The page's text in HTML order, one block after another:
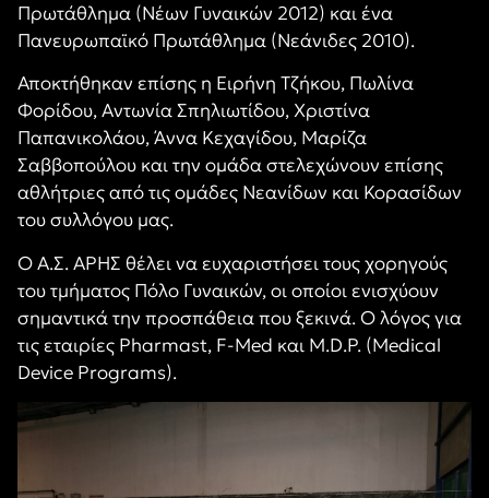
Πρωτάθλημα (Νέων Γυναικών 2012) και ένα
Πανευρωπαϊκό Πρωτάθλημα (Νεάνιδες 2010).
Αποκτήθηκαν επίσης η Ειρήνη Τζήκου, Πωλίνα
Φορίδου, Αντωνία Σπηλιωτίδου, Χριστίνα
Παπανικολάου, Άννα Κεχαγίδου, Μαρίζα
Σαββοπούλου και την ομάδα στελεχώνουν επίσης
αθλήτριες από τις ομάδες Νεανίδων και Κορασίδων
του συλλόγου μας.
Ο Α.Σ. ΑΡΗΣ θέλει να ευχαριστήσει τους χορηγούς
του τμήματος Πόλο Γυναικών, οι οποίοι ενισχύουν
σημαντικά την προσπάθεια που ξεκινά. Ο λόγος για
τις εταιρίες Pharmast, F-Med και M.D.P. (Medical
Device Programs).